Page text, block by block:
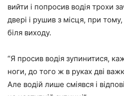
вийти і попросив водія трохи
двері і рушив з місця, при
біля виходу.
“Я просив водія зупинитися,
ноги, до того ж в руках дві
Але водій лише сміявся і